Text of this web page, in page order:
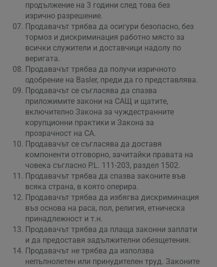
продължение на 3 години след това без
изрично разрешение.
Продавачът трябва да осигури безопасно, без
тормоз и дискриминация работно място за
всички служители и доставчици надолу по
веригата.
Продавачът трябва да получи изричното
одобрение на Basler, преди да го представлява.
Продавачът се съгласява да спазва
приложимите закони на САЩ и щатите,
включително Закона за чуждестранните
корупционни практики и Закона за
прозрачност на CA.
Продавачът се съгласява да доставя
компоненти отговорно, зачитайки правата на
човека съгласно P.L. 111-203, раздел 1502.
Продавачът трябва да спазва законите във
всяка страна, в която оперира.
Продавачът трябва да избягва дискриминация
въз основа на раса, пол, религия, етническа
принадлежност и т.н.
Продавачът трябва да плаща законни заплати
и да предоставя задължителни обезщетения.
Продавачът не трябва да използва
непълнолетен или принудителен труд. Законите